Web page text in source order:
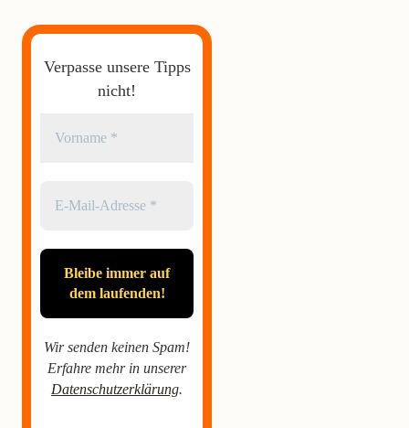
Verpasse unsere Tipps
nicht!
Wir senden keinen Spam!
Erfahre mehr in unserer
Datenschutzerklärung.